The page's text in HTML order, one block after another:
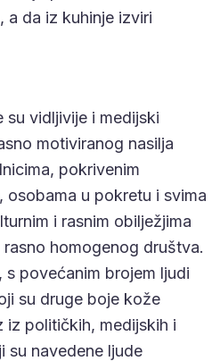
a da iz kuhinje izviri
su vidljivije i medijski
motiviranog nasilja
pokrivenim
osobama u pokretu i svima
i rasnim obilježjima
homogenog društva.
s povećanim brojem ljudi
su druge boje kože
iz političkih, medijskih i
su navedene ljude